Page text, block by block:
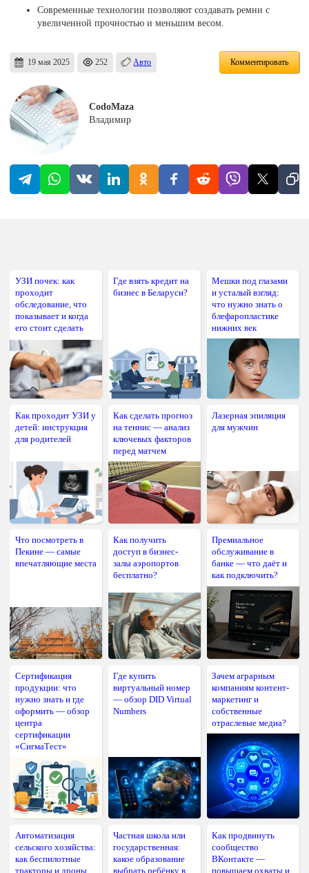
Современные технологии позволяют создавать ремни с
увеличенной прочностью и меньшим весом.
19 мая 2025 252 Авто Комментировать
CodoMaza
Владимир
УЗИ почек: как
проходит
обследование, что
показывает и когда
его стоит сделать
Где взять кредит на
бизнес в Беларуси?
Мешки под глазами
и усталый взгляд:
что нужно знать о
блефаропластике
нижних век
Как проходит УЗИ у
детей: инструкция
для родителей
Как сделать прогноз
на теннис — анализ
ключевых факторов
перед матчем
Лазерная эпиляция
для мужчин
Что посмотреть в
Пекине — самые
впечатляющие места
Как получить
доступ в бизнес-
залы аэропортов
бесплатно?
Премиальное
обслуживание в
банке — что даёт и
как подключить?
Сертификация
продукции: что
нужно знать и где
оформить — обзор
центра
сертификации
«СигмаТест»
Где купить
виртуальный номер
— обзор DID Virtual
Numbers
Зачем аграрным
компаниям контент-
маркетинг и
собственные
отраслевые медиа?
Автоматизация
сельского хозяйства:
как беспилотные
тракторы и дроны
Частная школа или
государственная:
какое образование
выбрать ребёнку в
Как продвинуть
сообщество
ВКонтакте —
повышаем охваты и